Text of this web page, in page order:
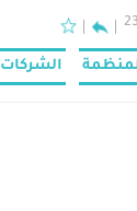
الشركات